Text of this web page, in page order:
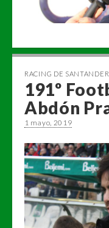
RACING DE SANTANDER
191º
Abdón
1 mayo, 2019